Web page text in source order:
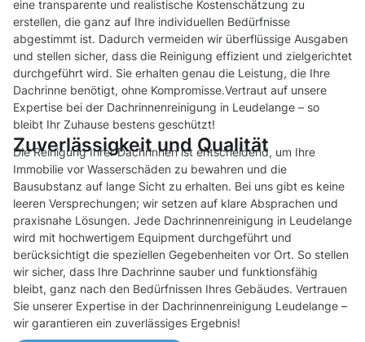
eine transparente und realistische Kostenschätzung zu
erstellen, die ganz auf Ihre individuellen Bedürfnisse
abgestimmt ist. Dadurch vermeiden wir überflüssige Ausgaben
und stellen sicher, dass die Reinigung effizient und zielgerichtet
durchgeführt wird. Sie erhalten genau die Leistung, die Ihre
Dachrinne benötigt, ohne Kompromisse.Vertraut auf unsere
Expertise bei der Dachrinnenreinigung in Leudelange – so
bleibt Ihr Zuhause bestens geschützt!
Zuverlässigkeit und Qualität
Die Reinigung Ihrer Dachrinnen ist entscheidend, um Ihre
Immobilie vor Wasserschäden zu bewahren und die
Bausubstanz auf lange Sicht zu erhalten. Bei uns gibt es keine
leeren Versprechungen; wir setzen auf klare Absprachen und
praxisnahe Lösungen. Jede Dachrinnenreinigung in Leudelange
wird mit hochwertigem Equipment durchgeführt und
berücksichtigt die speziellen Gegebenheiten vor Ort. So stellen
wir sicher, dass Ihre Dachrinne sauber und funktionsfähig
bleibt, ganz nach den Bedürfnissen Ihres Gebäudes. Vertrauen
Sie unserer Expertise in der Dachrinnenreinigung Leudelange –
wir garantieren ein zuverlässiges Ergebnis!